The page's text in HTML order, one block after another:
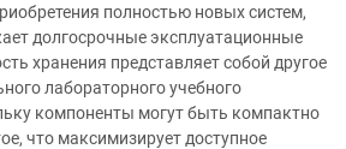
полностью новых систем,
долгосрочные эксплуатационные
хранения представляет собой другое
лабораторного учебного
компоненты могут быть компактно
что максимизирует доступное